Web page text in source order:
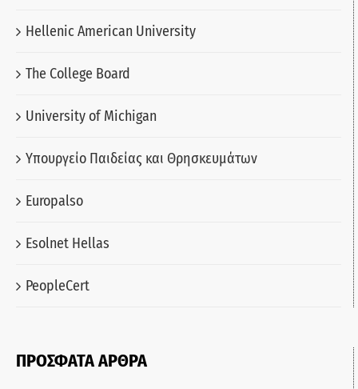
Hellenic American University
The College Board
University of Michigan
Υπουργείο Παιδείας και Θρησκευμάτων
Europalso
Esolnet Hellas
PeopleCert
ΠΡΟΣΦΑΤΑ ΑΡΘΡΑ